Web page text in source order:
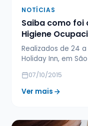
NOTÍCIAS
Saiba como foi
Higiene
Realizados de 24
Holiday Inn, em
07/10/2015
Ver mais